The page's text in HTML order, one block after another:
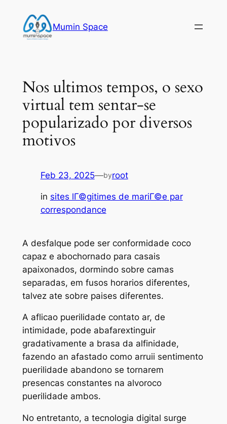
content
Mumin Space
Nos ultimos tempos, o sexo
virtual tem sentar-se
popularizado por diversos
motivos
Feb 23, 2025—byroot
in sites lГ©gitimes de mariГ©e par
correspondance
A desfalque pode ser conformidade coco
capaz e abochornado para casais
apaixonados, dormindo sobre camas
separadas, em fusos horarios diferentes,
talvez ate sobre paises diferentes.
A aflicao puerilidade contato ar, de
intimidade, pode abafarextinguir
gradativamente a brasa da alfinidade,
fazendo an afastado como arruii sentimento
puerilidade abandono se tornarem
presencas constantes na alvoroco
puerilidade ambos.
No entretanto, a tecnologia digital surge